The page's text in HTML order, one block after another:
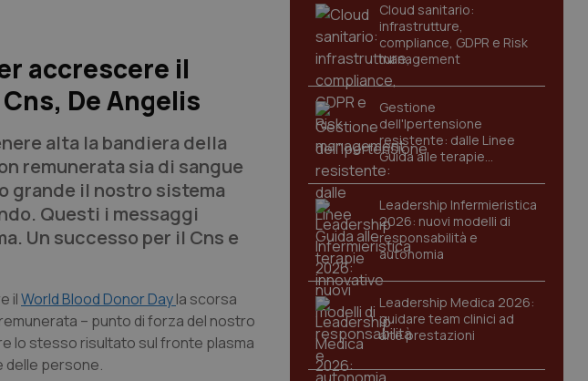
accrescere il
De Angelis
alta la bandiera della
remunerata sia di sangue
grande il nostro sistema
Questi i messaggi
Un successo per il Cns e
ilWorld Blood Donor Dayla scorsa
– punto di forza del nostro
lo stesso risultato sul fronte plasma
delle persone.
Cloud sanitario:
infrastrutture,
compliance, GDPR e Risk
management
Gestione
dell'Ipertensione
resistente: dalle Linee
Guida alle terapie
innovative
Leadership Infermieristica
2026: nuovi modelli di
responsabilità e
autonomia
Leadership Medica 2026:
guidare team clinici ad
alte prestazioni